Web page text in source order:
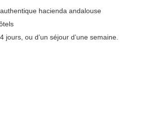
hacienda andalouse
ou d’un séjour d’une semaine.